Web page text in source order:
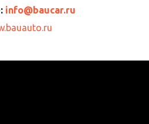
info@baucar.ru